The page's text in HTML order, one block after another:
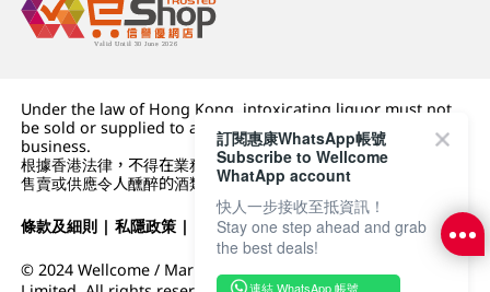
Under the law of Hong Kong, intoxicating liquor must not
be sold or supplied to a minor (under 18) in the course of
business.
根據香港法律，不得在業務過程中，向未成年人 (18 歲以下人士)
售賣或供應令人醺醉的酒類。
條款及細則 |私隱政策 | DFI零售集團
© 2024 Wellcome / Market Place. The Dairy Farm Company
訂閱惠康WhatsApp帳號
Subscribe to Wellcome
WhatApp account
快人一步接收至抵資訊！
Stay one step ahead and grab
the best deals!
連結 WhatsApp 帳號